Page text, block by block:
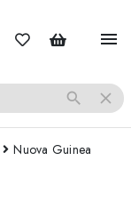
menu
search close
Nuova Guinea